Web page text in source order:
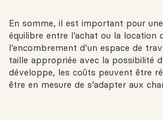
En somme, il est important pour
équilibre entre l’achat ou la location
l’encombrement d’un espace de
taille appropriée avec la possibilité
développe, les coûts peuvent être
être en mesure de s’adapter aux